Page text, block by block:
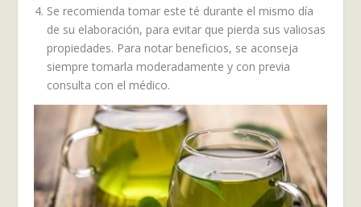
Se recomienda tomar este té durante el mismo día
de su elaboración, para evitar que pierda sus valiosas
propiedades. Para notar beneficios, se aconseja
siempre tomarla moderadamente y con previa
consulta con el médico.